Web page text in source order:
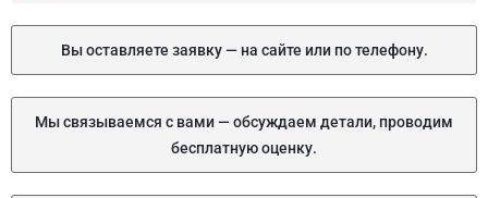
Вы оставляете заявку — на сайте или по телефону.
Мы связываемся с вами — обсуждаем детали, проводим
бесплатную оценку.